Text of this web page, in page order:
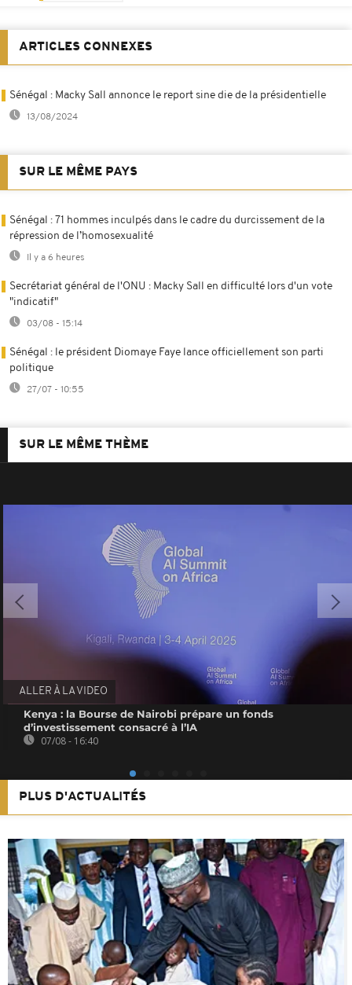
ARTICLES CONNEXES
Sénégal : Macky Sall annonce le report sine die de la présidentielle
13/08/2024
SUR LE MÊME PAYS
Sénégal : 71 hommes inculpés dans le cadre du durcissement de la
répression de l’homosexualité
Il y a 6 heures
Secrétariat général de l'ONU : Macky Sall en difficulté lors d'un vote
"indicatif"
03/08 - 15:14
Sénégal : le président Diomaye Faye lance officiellement son parti
politique
27/07 - 10:55
SUR LE MÊME THÈME
ALLER À LA VIDEO
Kenya : la Bourse de Nairobi prépare un fonds
d’investissement consacré à l’IA
07/08 - 16:40
PLUS D'ACTUALITÉS